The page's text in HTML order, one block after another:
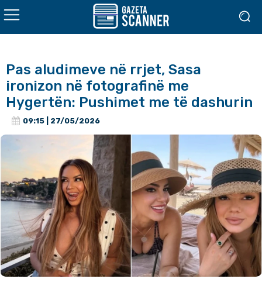
Pas aludimeve në rrjet, Sasa
ironizon në fotografinë me
Hygertën: Pushimet me të dashurin
09:15 | 27/05/2026